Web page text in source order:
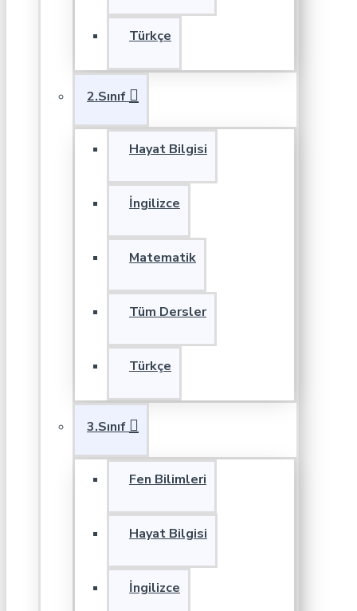
Türkçe
2.Sınıf
Hayat Bilgisi
İngilizce
Matematik
Tüm Dersler
Türkçe
3.Sınıf
Fen Bilimleri
Hayat Bilgisi
İngilizce